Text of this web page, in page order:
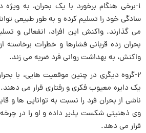
1-برخى هنگام برخورد با یک بحران، به
سادگى خود را تسلیم کرده و به طور طبیعى
می گذارند. واکنش این افراد، انفعالى و
بحران زده قربانى فشارها و خطرات
واکنش، به بهداشت روانی فرد ضربه می زند.
2-گروه دیگرى در چنین موقعیت هایى، با
یک دایره معیوب فکرى و رفتارى قرار می
ناشى از بحران فرد را نسبت‌ به توانایی ها
وی ذهنیتى شکست پذیر داده و او را در
قرار می دهد.